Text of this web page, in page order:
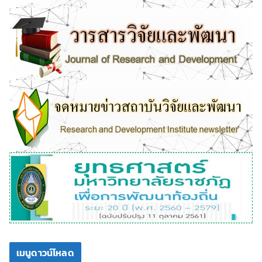
เมนูดาวน์โหลด